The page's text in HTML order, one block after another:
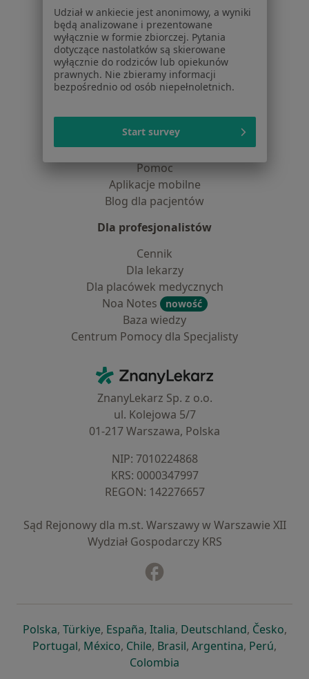
Centrum prasowe
Kontakt
Dla pacjentów
Lekarze
Pytania i odpowiedzi
Usługi i zabiegi
Choroby
Pomoc
Aplikacje mobilne
Blog dla pacjentów
Dla profesjonalistów
Cennik
Dla lekarzy
Dla placówek medycznych
Noa Notes
nowość
Baza wiedzy
Centrum Pomocy dla Specjalisty
ZnanyLekarz - Strona główna
ZnanyLekarz Sp. z o.o.
ul. Kolejowa 5/7
01-217 Warszawa, Polska
NIP: ⁠7010224868
KRS: ⁠0000347997
REGON: ⁠142276657
Sąd Rejonowy dla m.st. Warszawy w Warszawie XII
Wydział Gospodarczy KRS
Polskaotwiera się w nowej karcie
, Türkiyeotwiera się w nowej karcie
, Españaotwiera się w nowej karcie
, Italiaotwiera się w nowej
, Deutschlandotwiera się
, Česko,
Portugalotwiera się w nowej karcie
, Méxicootwiera się w nowej karcie
, Chileotwiera się w nowej karcie
, Brasilotwiera się w nowej
, Argentinaotwiera się
, Perú,
Colombia
Udział w ankiecie jest anonimowy, a wyniki
będą analizowane i prezentowane
wyłącznie w formie zbiorczej. Pytania
dotyczące nastolatków są skierowane
wyłącznie do rodziców lub opiekunów
prawnych. Nie zbieramy informacji
bezpośrednio od osób niepełnoletnich.
Start survey